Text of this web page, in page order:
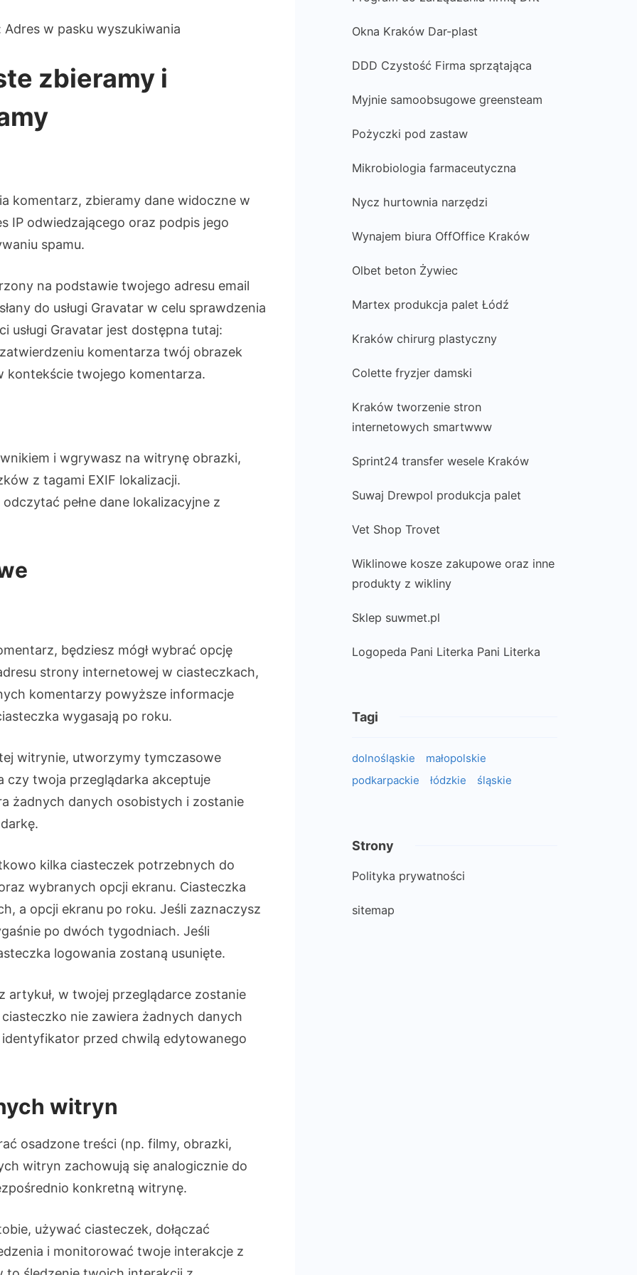
w pasku wyszukiwania
zbieramy i
komentarz, zbieramy dane widoczne w
IP odwiedzającego oraz podpis jego
spamu.
na podstawie twojego adresu email
do usługi Gravatar w celu sprawdzenia
usługi Gravatar jest dostępna tutaj:
komentarza twój obrazek
twojego komentarza.
i wgrywasz na witrynę obrazki,
z tagami EXIF lokalizacji.
pełne dane lokalizacyjne z
będziesz mógł wybrać opcję
strony internetowej w ciasteczkach,
komentarzy powyższe informacje
wygasają po roku.
witrynie, utworzymy tymczasowe
czy twoja przeglądarka akceptuje
żadnych danych osobistych i zostanie
kilka ciasteczek potrzebnych do
wybranych opcji ekranu. Ciasteczka
a opcji ekranu po roku. Jeśli zaznaczysz
po dwóch tygodniach. Jeśli
logowania zostaną usunięte.
artykuł, w twojej przeglądarce zostanie
nie zawiera żadnych danych
przed chwilą edytowanego
witryn
osadzone treści (np. filmy, obrazki,
witryn zachowują się analogicznie do
konkretną witrynę.
używać ciasteczek, dołączać
i monitorować twoje interakcje z
Okna Kraków Dar-plast
DDD Czystość Firma sprzątająca
Myjnie samoobsugowe greensteam
Pożyczki pod zastaw
Mikrobiologia farmaceutyczna
Nycz hurtownia narzędzi
Wynajem biura OffOffice Kraków
Olbet beton Żywiec
Martex produkcja palet Łódź
Kraków chirurg plastyczny
Colette fryzjer damski
Kraków tworzenie stron
internetowych smartwww
Sprint24 transfer wesele Kraków
Suwaj Drewpol produkcja palet
Vet Shop Trovet
Wiklinowe kosze zakupowe oraz inne
produkty z wikliny
Sklep suwmet.pl
Logopeda Pani Literka Pani Literka
Tagi
dolnośląskie
małopolskie
podkarpackie
łódzkie śląskie
Strony
Polityka prywatności
sitemap